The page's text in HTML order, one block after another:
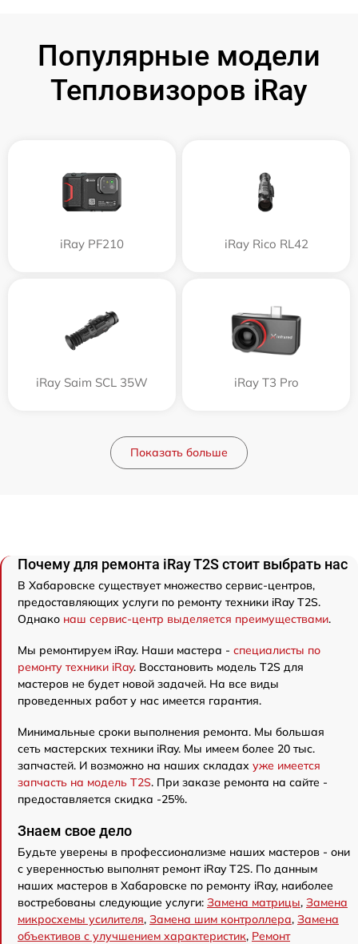
Популярные модели
Тепловизоров iRay
iRay PF210 iRay Rico RL42
iRay Saim SCL 35W iRay T3 Pro
Показать больше
Почему для ремонта iRay T2S стоит выбрать нас
В Хабаровске существует множество сервис-центров,
предоставляющих услуги по ремонту техники iRay T2S.
Однако наш сервис-центр выделяется преимуществами.
Мы ремонтируем iRay. Наши мастера - специалисты по
ремонту техники iRay. Восстановить модель T2S для
мастеров не будет новой задачей. На все виды
проведенных работ у нас имеется гарантия.
Минимальные сроки выполнения ремонта. Мы большая
сеть мастерских техники iRay. Мы имеем более 20 тыс.
запчастей. И возможно на наших складах уже имеется
запчасть на модель T2S. При заказе ремонта на сайте -
предоставляется скидка -25%.
Знаем свое дело
Будьте уверены в профессионализме наших мастеров - они
с уверенностью выполнят ремонт iRay T2S. По данным
наших мастеров в Хабаровске по ремонту iRay, наиболее
востребованы следующие услуги: Замена матрицы, Замена
микросхемы усилителя, Замена шим контроллера, Замена
объективов с улучшением характеристик, Ремонт